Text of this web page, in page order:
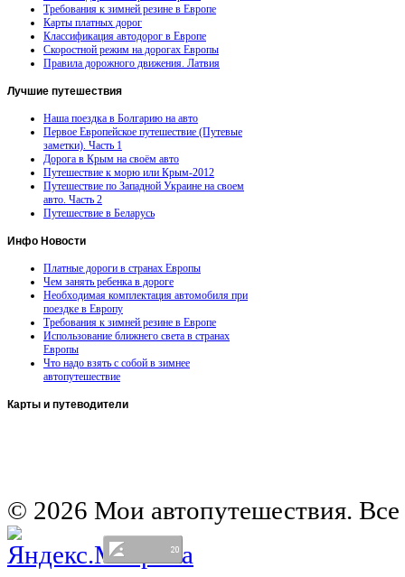
Требования к зимней резине в Европе
Карты платных дорог
Классификация автодорог в Европе
Скоростной режим на дорогах Европы
Правила дорожного движения. Латвия
Лучшие путешествия
Наша поездка в Болгарию на авто
Первое Европейское путешествие (Путевые
заметки). Часть 1
Дорога в Крым на своём авто
Путешествие к морю или Крым-2012
Путешествие по Западной Украине на своем
авто. Часть 2
Путешествие в Беларусь
Инфо Новости
Платные дороги в странах Европы
Чем занять ребенка в дороге
Необходимая комплектация автомобиля при
поездке в Европу
Требования к зимней резине в Европе
Использование ближнего света в странах
Европы
Что надо взять с собой в зимнее
автопутешествие
Карты и путеводители
© 2026 Мои автопутешествия.